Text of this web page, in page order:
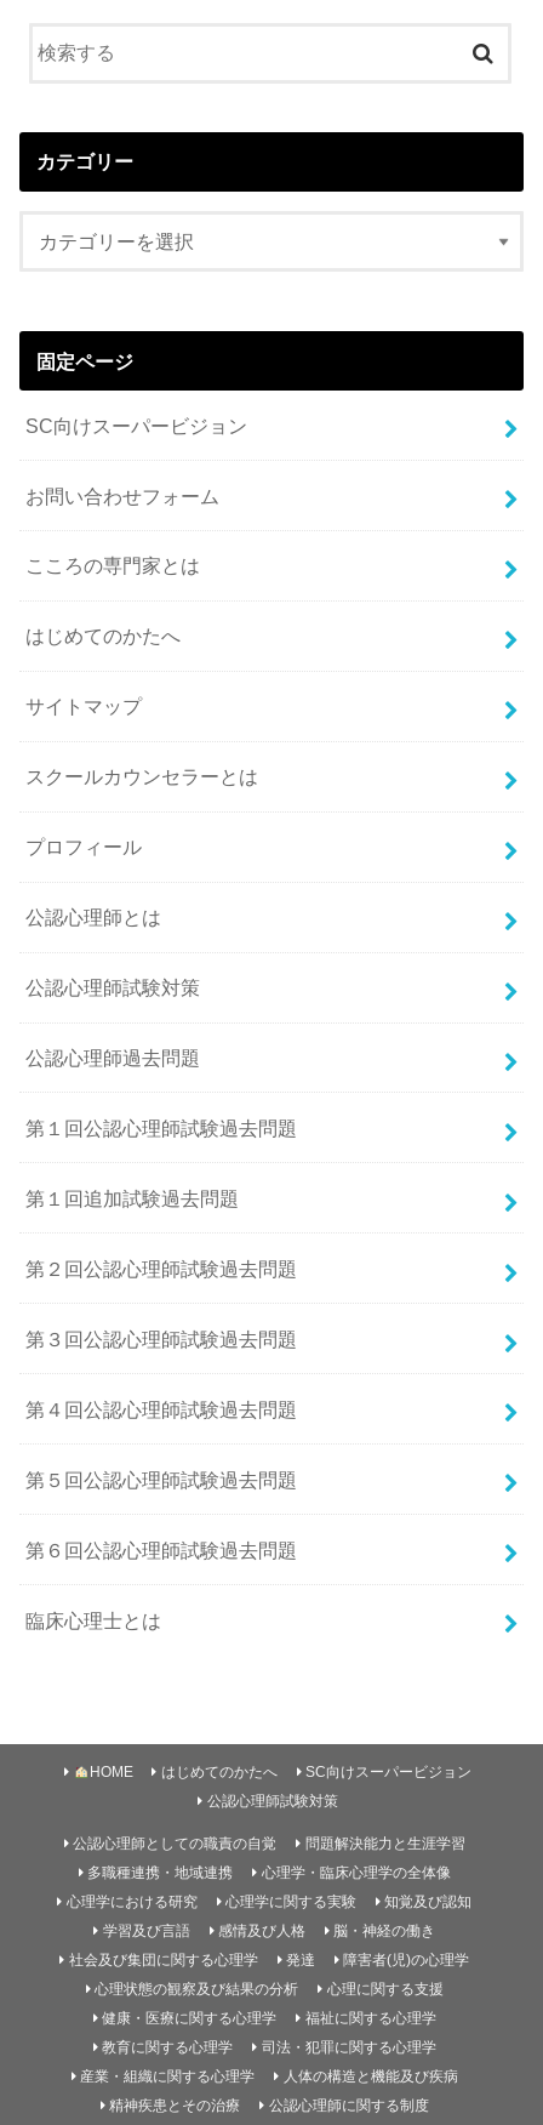
カテゴリー
固定ページ
SC向けスーパービジョン
お問い合わせフォーム
こころの専門家とは
はじめてのかたへ
サイトマップ
スクールカウンセラーとは
プロフィール
公認心理師とは
公認心理師試験対策
公認心理師過去問題
第１回公認心理師試験過去問題
第１回追加試験過去問題
第２回公認心理師試験過去問題
第３回公認心理師試験過去問題
第４回公認心理師試験過去問題
第５回公認心理師試験過去問題
第６回公認心理師試験過去問題
臨床心理士とは
HOME はじめてのかたへ
SC向けスーパービジョン
公認心理師試験対策
公認心理師としての職責の自覚
問題解決能力と生涯学習
多職種連携・地域連携
心理学・臨床心理学の全体像
心理学における研究
心理学に関する実験
知覚及び認知
学習及び言語
感情及び人格
脳・神経の働き
社会及び集団に関する心理学
発達
障害者(児)の心理学
心理状態の観察及び結果の分析
心理に関する支援
健康・医療に関する心理学
福祉に関する心理学
教育に関する心理学
司法・犯罪に関する心理学
産業・組織に関する心理学
人体の構造と機能及び疾病
精神疾患とその治療
公認心理師に関する制度